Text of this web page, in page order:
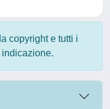
copyright e tutti i